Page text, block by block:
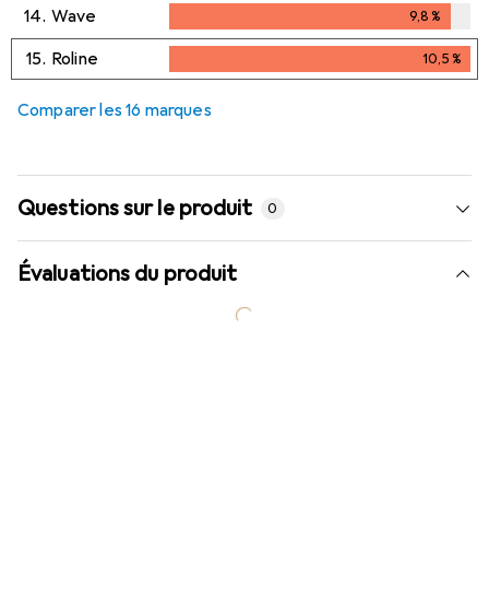
14. Wave 9,8%
9,8%
15. Roline 10,5%
10,5%
Comparer les 16 marques
Questions sur le produit 0
Évaluations du produit